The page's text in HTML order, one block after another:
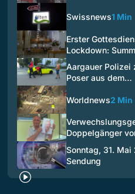
Swissnews1 Min
Erster
Lockdown:
Aargauer Polizei
Poser aus dem…
Worldnews2 Min
Doppelgänger
Sonntag, 31. Mai
Sendung